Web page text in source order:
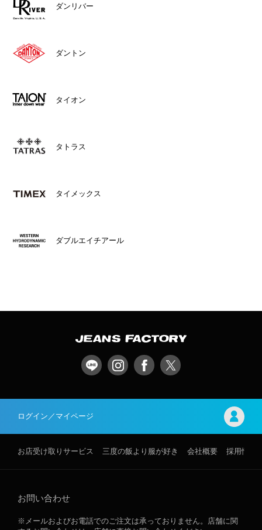
ダンリバー
ダントン
タイオン
タトラス
タイメックス
ダブルエイチアール
ログイン／マイページ
お店受け取りサービス 三度の飯より服が好き 会社概要 採用情報
お問い合わせ
※メールおよびお電話でのご注文は承っておりません。店舗に関